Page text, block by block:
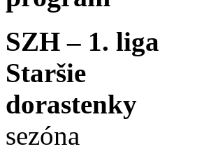
SZH – 1. liga
Staršie
dorastenky
sezóna